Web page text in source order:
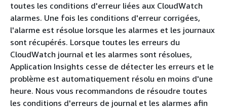
toutes les conditions d'erreur liées aux CloudWatch
alarmes. Une fois les conditions d'erreur corrigées,
l'alarme est résolue lorsque les alarmes et les journaux
sont récupérés. Lorsque toutes les erreurs du
CloudWatch journal et les alarmes sont résolues,
Application Insights cesse de détecter les erreurs et le
problème est automatiquement résolu en moins d'une
heure. Nous vous recommandons de résoudre toutes
les conditions d'erreurs de journal et les alarmes afin